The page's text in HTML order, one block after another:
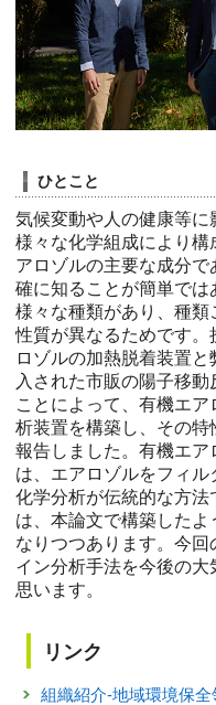
ひとこと
気候変動や人の健康等
様々な化学組成により
アロゾルの主要な成分
確に知ることが簡単で
様々な種類があり、種
性質が異なるためです
ロゾルの加熱脱着装置
入された市販の陽子移
ことによって、有機エ
析装置を構築し、その
報告しました。有機エア
は、エアロゾルをフィ
化学分析が伝統的な方法
は、本論文で構築した
なりつつあります。今
イン分析手法を今後の
思います。
リンク
組織紹介-地域環境保全